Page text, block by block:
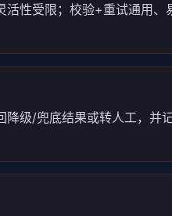
性受限；校验+重试通用、
级/兜底结果或转人工，并